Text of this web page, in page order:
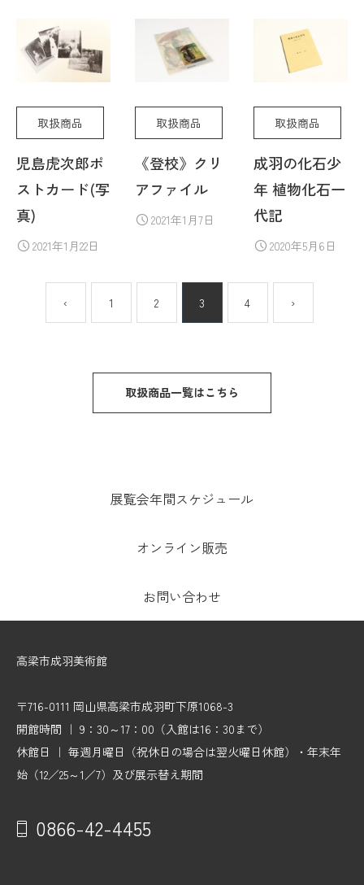
取扱商品
児島虎次郎ポ
ストカード(写
真)
2021年1月22日
取扱商品
《登校》クリ
アファイル
2021年1月7日
取扱商品
成羽の化石少
年 植物化石一
代記
2020年5月6日
‹ 1 2 3 4 ›
取扱商品一覧はこちら
展覧会年間スケジュール
オンライン販売
お問い合わせ
高梁市成羽美術館
〒716-0111 岡山県高梁市成羽町下原1068-3
開館時間 ｜ 9：30～17：00（入館は16：30まで）
休館日 ｜ 毎週月曜日（祝休日の場合は翌火曜日休館）・年末年
始（12／25～1／7）及び展示替え期間
0866-42-4455